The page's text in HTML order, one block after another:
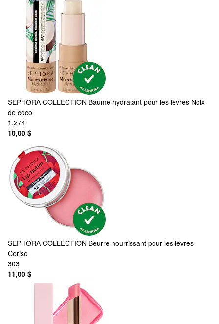
SEPHORA COLLECTION Baume hydratant pour les lèvres Noix
de coco
1,274
10,00 $
SEPHORA COLLECTION Beurre nourrissant pour les lèvres
Cerise
303
11,00 $